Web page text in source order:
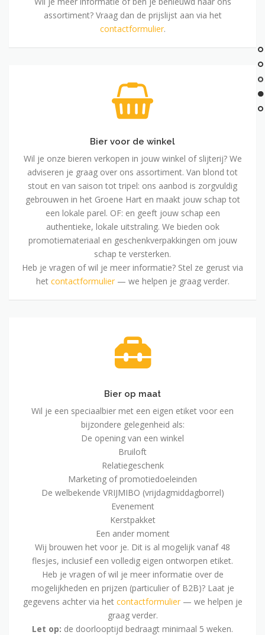
assortiment? Vraag dan de prijslijst aan via het
contactformulier.
Bier voor de winkel
Wil je onze bieren verkopen in jouw winkel of slijterij? We
adviseren je graag over ons assortiment. Van blond tot
stout en van saison tot tripel: ons aanbod is zorgvuldig
gebrouwen in het Groene Hart en maakt jouw schap tot
een lokale parel. OF: en geeft jouw schap een
authentieke, lokale uitstraling. We bieden ook
promotiemateriaal en geschenkverpakkingen om jouw
schap te versterken.
Heb je vragen of wil je meer informatie? Stel ze gerust via
het contactformulier— we helpen je graag verder.
Bier op maat
Wil je een speciaalbier met een eigen etiket voor een
bijzondere gelegenheid als:
De opening van een winkel
Bruiloft
Relatiegeschenk
Marketing of promotiedoeleinden
De welbekende VRIJMIBO (vrijdagmiddagborrel)
Evenement
Kerstpakket
Een ander moment
Wij brouwen het voor je. Dit is al mogelijk vanaf 48
flesjes, inclusief een volledig eigen ontworpen etiket.
Heb je vragen of wil je meer informatie over de
mogelijkheden en prijzen (particulier of B2B)? Laat je
gegevens achter via het contactformulier— we helpen je
graag verder.
Let op: de doorlooptijd bedraagt minimaal 5 weken.